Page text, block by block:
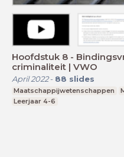
Hoofdstuk 8 -
criminaliteit | VWO
April 2022- 88 slides
Maatschappijwetenschappen
Leerjaar 4-6